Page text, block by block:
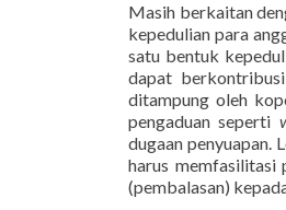
Masih berkaitan
kepedulian para
satu bentuk
dapat
ditampung oleh
pengaduan seperti
dugaan penyuapan.
harus memfasilitasi
(pembalasan)